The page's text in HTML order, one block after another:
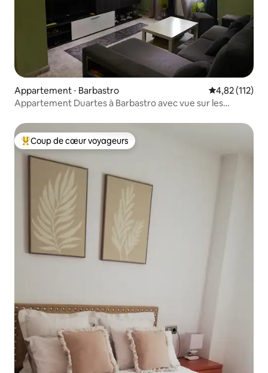
Appartement ⋅ Barbastro Évaluation
4,82 (112)
Appartement Duartes à Barbastro avec vue sur les
Coups de cœur voyageurs les plus appréciés
Coup de cœur voyageurs